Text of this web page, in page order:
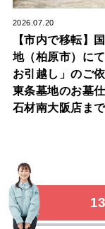
2026.07.20
【市内で移転】
地（柏原市）に
お引越し」のご
東条墓地のお墓
石材南大阪店まで